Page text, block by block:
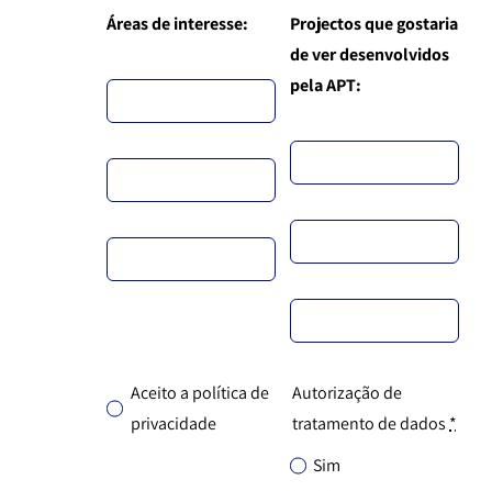
Áreas de interesse:
Projectos que gostaria
de ver desenvolvidos
pela APT:
Aceito a política de
privacidade
Autorização de
tratamento de dados *
Sim